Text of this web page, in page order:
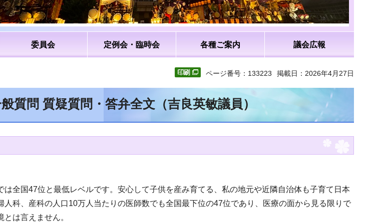
委員会 定例会・臨時会 各種ご案内 議会広報
ページ番号：133223 掲載日：2026年4月27日
質問 質疑質問・答弁全文（吉良英敏議員）
全国47位と最低レベルです。安心して子供を産み育てる、私の地元や近隣自治体も子育て日本
科、産科の人口10万人当たりの医師数でも全国最下位の47位であり、医療の面から見る限りで
は言えません。